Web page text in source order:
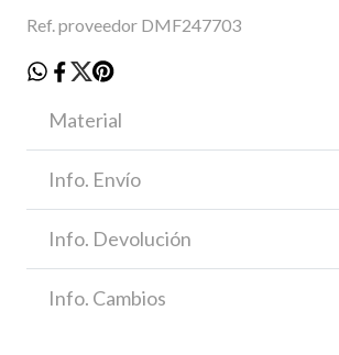
Ref. proveedor DMF247703
Material
Info. Envío
Info. Devolución
Info. Cambios